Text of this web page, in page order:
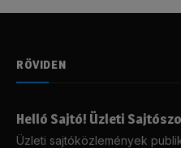
RÖVIDEN
Helló Sajtó! Üzleti
Üzleti sajtóközlemények